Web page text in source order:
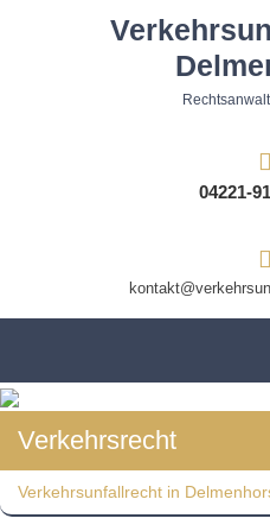
04221-
Verkehrsrecht
Verkehrsunfallrecht in